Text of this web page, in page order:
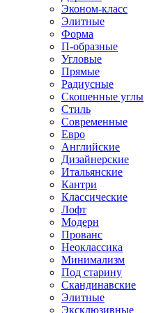
Эконом-класс
Элитные
Форма
П-образные
Угловые
Прямые
Радиусные
Скошенные углы
Стиль
Современные
Евро
Английские
Дизайнерские
Итальянские
Кантри
Классические
Лофт
Модерн
Прованс
Неоклассика
Минимализм
Под старину
Скандинавские
Элитные
Эксклюзивные